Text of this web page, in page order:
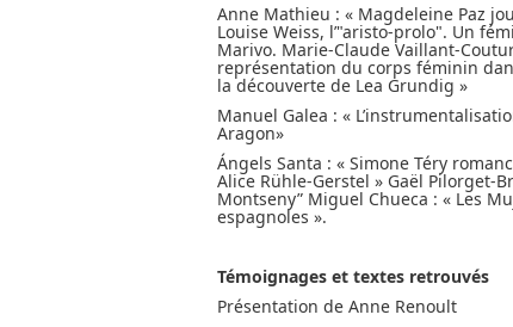
Anne Mathieu : « Magdeleine Paz
Louise Weiss, l’"aristo-prolo". Un
Marivo. Marie-Claude Vaillant-
représentation du corps féminin
la découverte de Lea Grundig »
Manuel Galea : «
Aragon»
Ángels Santa : « Simone Téry
Alice Rühle-Gerstel » Gaël Pilorget-
Montseny” Miguel Chueca : « Les
espagnoles ».
Témoignages et textes retrouvés
Présentation de Anne Renoult